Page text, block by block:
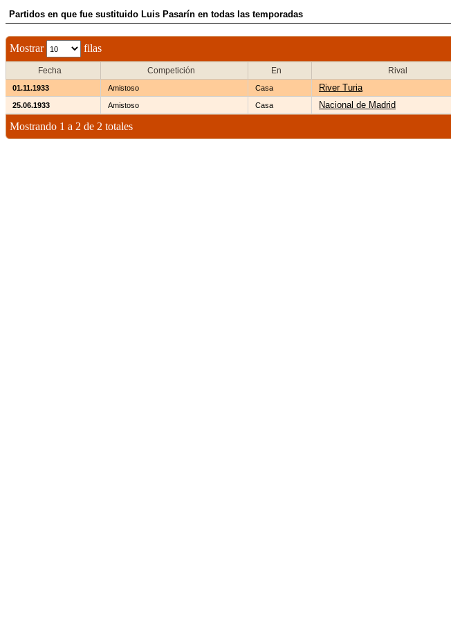
Partidos en que fue sustituido Luis Pasarín en todas las temporadas
Mostrar filas
Fecha Competición En Rival
01.11.1933 Amistoso Casa River Turia
25.06.1933 Amistoso Casa Nacional de Madrid
Mostrando 1 a 2 de 2 totales